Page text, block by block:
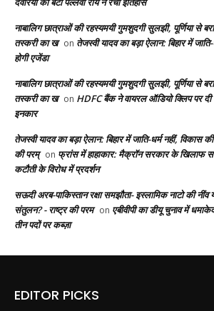
नाबालिग छात्राओं की रहस्यमयी गुमशुदगी सुलझी, पूर्णिया से
तस्करी का ख on तेजस्वी यादव का बड़ा ऐलान: बिहार में
होगी एजेंडा
नाबालिग छात्राओं की रहस्यमयी गुमशुदगी सुलझी, पूर्णिया से
तस्करी का ख on HDFC बैंक ने वायरल ऑडियो क्लिप पर दी
इनकार
तेजस्वी यादव का बड़ा ऐलान: बिहार में जाति-धर्म नहीं, विकास की
की परम् on फ्रांस में हाहाकार: मैक्रॉन सरकार के खिलाफ
कटौती के विरोध में प्रदर्शन
सऊदी अरब-पाकिस्तान रक्षा समझौता- इस्लामिक नाटो की नींव
संतुलन? - राष्ट्र की परम on एबीवीपी का डीयू चुनाव में
तीन पदों पर कब्ज़ा
EDITOR PICKS